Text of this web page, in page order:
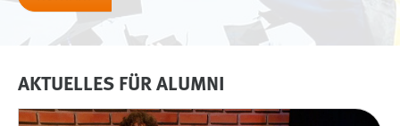
AKTUELLES FÜR ALUMNI
Einverständnis-Cookie
Name:
Dieser Cookie speichert die ausgewählten Einverständnis-